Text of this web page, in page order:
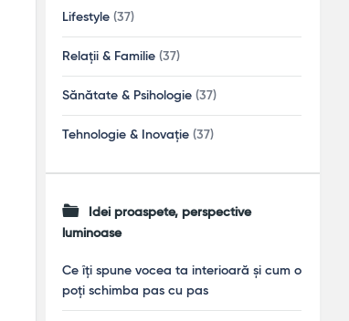
Lifestyle (37)
Relații & Familie (37)
Sănătate & Psihologie (37)
Tehnologie & Inovație (37)
Idei proaspete, perspective
luminoase
Ce îți spune vocea ta interioară și cum o
poți schimba pas cu pas